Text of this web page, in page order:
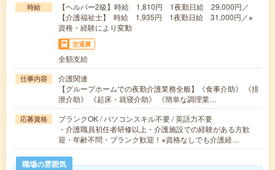
時給
【ヘルパー2級】時給 1,810円 1夜勤日給 29,000円／
【介護福祉士】 時給 1,935円 1夜勤日給 31,000円／※
資格・経験により変動
交通費
全額支給
仕事内容
介護関連
【グループホームでの夜勤介護業務全般】《食事介助》 《排
泄介助》 《起床・就寝介助》 《簡単な調理業…
応募資格
ブランクOK / パソコンスキル不要 / 英語力不要
・介護職員初任者研修以上・介護施設での経験がある方歓
迎・年齢不問・ブランク歓迎！※資格なしでも介護経…
職場の雰囲気